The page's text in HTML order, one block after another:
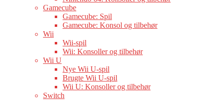
Gamecube
Gamecube: Spil
Gamecube: Konsol og tilbehør
Wii
Wii-spil
Wii: Konsoller og tilbehør
Wii U
Nye Wii U-spil
Brugte Wii U-spil
Wii U: Konsoller og tilbehør
Switch